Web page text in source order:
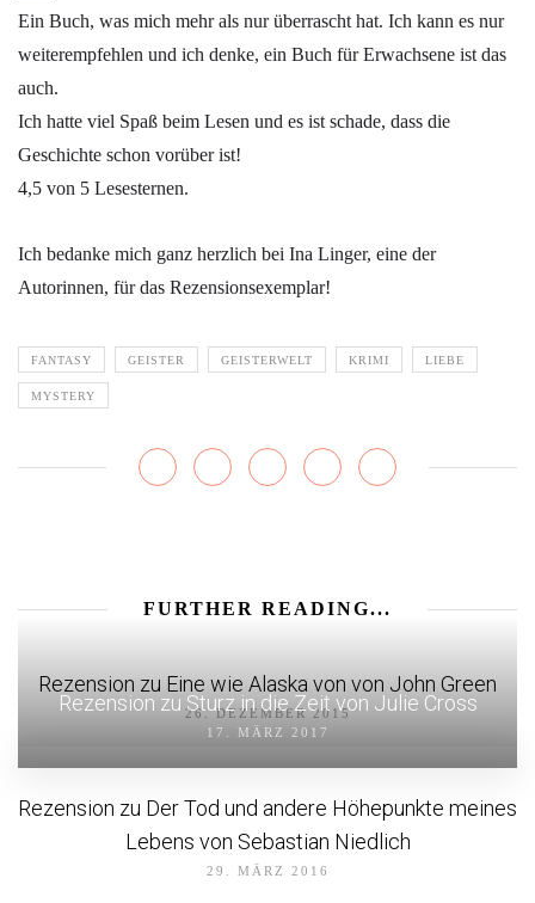
Ein Buch, was mich mehr als nur überrascht hat. Ich kann es nur
weiterempfehlen und ich denke, ein Buch für Erwachsene ist das
auch.
Ich hatte viel Spaß beim Lesen und es ist schade, dass die
Geschichte schon vorüber ist!
4,5 von 5 Lesesternen.
Ich bedanke mich ganz herzlich bei Ina Linger, eine der
Autorinnen, für das Rezensionsexemplar!
FANTASY GEISTER GEISTERWELT KRIMI LIEBE
MYSTERY
FURTHER READING...
Rezension zu Eine wie Alaska von von John Green
26. DEZEMBER 2015
Rezension zu Sturz in die Zeit von Julie Cross
17. MÄRZ 2017
Rezension zu Der Tod und andere Höhepunkte meines
Lebens von Sebastian Niedlich
29. MÄRZ 2016